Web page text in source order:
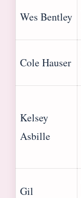
Wes Bentley
Cole Hauser
Kelsey
Asbille
Gil